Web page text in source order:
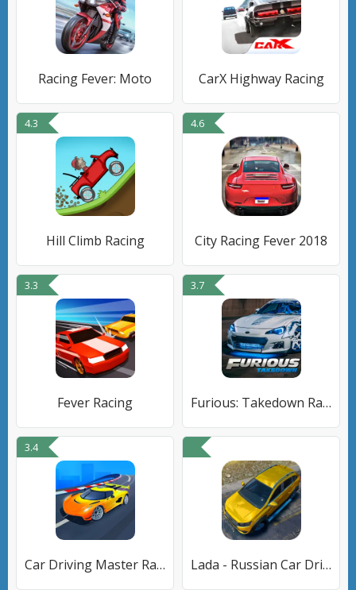
Racing Fever: Moto CarX Highway Racing
4.3
Hill Climb Racing
4.6
City Racing Fever 2018
3.3
Fever Racing
3.7
Furious: Takedown Racing
3.4
Car Driving Master Racing 3D Lada - Russian Car Driving